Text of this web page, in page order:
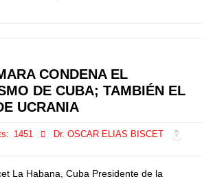
CONDENA EL
DE CUBA; TAMBIÉN EL
UCRANIA
1451
Dr. OSCAR ELIAS BISCET
La Habana, Cuba Presidente de la